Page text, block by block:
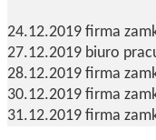
24.12.2019 firma
27.12.2019 biuro
28.12.2019 firma
30.12.2019 firma
31.12.2019 firma